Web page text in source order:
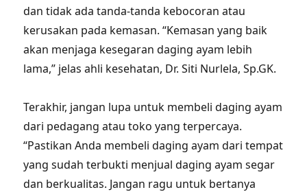
dan tidak ada tanda-tanda kebocoran atau
kerusakan pada kemasan. “Kemasan yang baik
akan menjaga kesegaran daging ayam lebih
lama,” jelas ahli kesehatan, Dr. Siti Nurlela, Sp.GK.
Terakhir, jangan lupa untuk membeli daging ayam
dari pedagang atau toko yang terpercaya.
“Pastikan Anda membeli daging ayam dari tempat
yang sudah terbukti menjual daging ayam segar
dan berkualitas. Jangan ragu untuk bertanya